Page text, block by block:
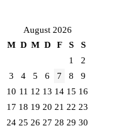
August 2026
M D M D F S
S
1
2
3
4 5 6 7 8
9
10 11 12 13 14 15 16
17 18 19 20 21 22 23
24 25 26 27 28 29 30